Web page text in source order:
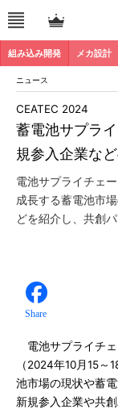
組み込み開発 メカ設計
ニュース
蓄電池サプラ
規参入企業な
CEATEC 2024
電池サプライチェ
成長する蓄電池市
どを紹介し、共創
Share
電池サプライチェ
（2024年10月15
池市場の現状や蓄
新規参入企業や共